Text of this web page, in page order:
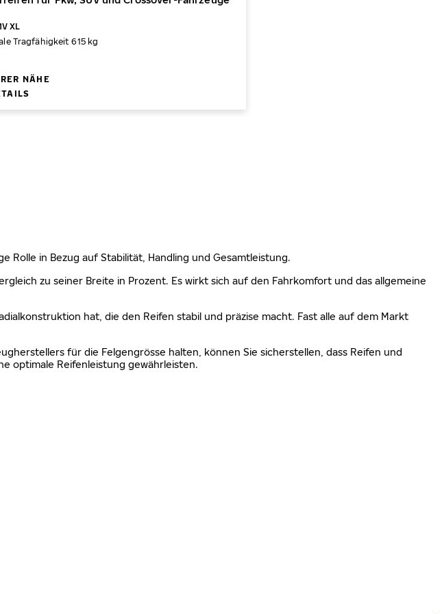
XL
Tragfähigkeit 615 kg
NÄHE
Rolle in Bezug auf Stabilität, Handling und Gesamtleistung.
zu seiner Breite in Prozent. Es wirkt sich auf den Fahrkomfort und das allgemeine
hat, die den Reifen stabil und präzise macht. Fast alle auf dem Markt
für die Felgengrösse halten, können Sie sicherstellen, dass Reifen und
optimale Reifenleistung gewährleisten.